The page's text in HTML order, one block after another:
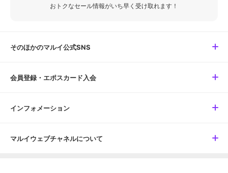
おトクなセール情報がいち早く受け取れます！
そのほかのマルイ公式SNS
会員登録・エポスカード入会
インフォメーション
マルイウェブチャネルについて